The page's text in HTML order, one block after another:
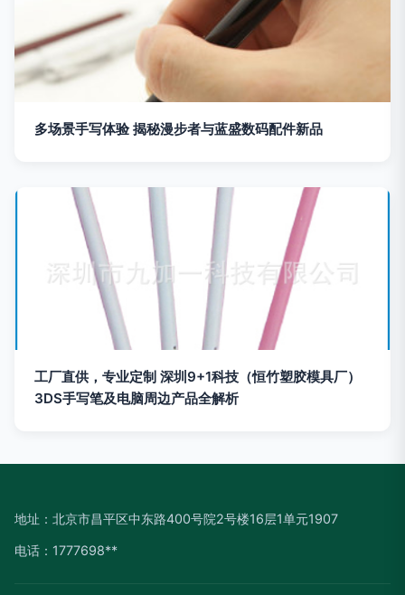
多场景手写体验 揭秘漫步者与蓝盛数码配件新品
工厂直供，专业定制 深圳9+1科技（恒竹塑胶模具厂）
3DS手写笔及电脑周边产品全解析
地址：北京市昌平区中东路400号院2号楼16层1单元1907
电话：1777698**